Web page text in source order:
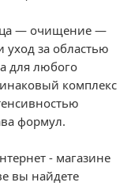
— очищение —
уход за областью
для любого
комплекс
формул.
- магазине
вы найдете